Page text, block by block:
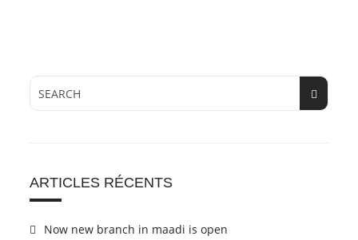
ARTICLES RÉCENTS
Now new branch in maadi is open